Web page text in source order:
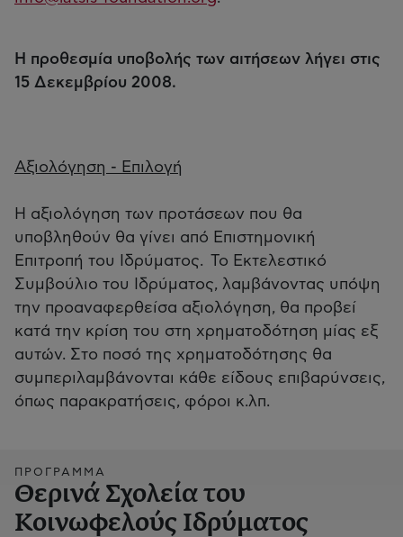
Η προθεσμία υποβολής των αιτήσεων λήγει στις
15 Δεκεμβρίου 2008.
Αξιολόγηση - Επιλογή
Η αξιολόγηση των προτάσεων που θα
υποβληθούν θα γίνει από Επιστημονική
Επιτροπή του Ιδρύματος. Το Εκτελεστικό
Συμβούλιο του Ιδρύματος, λαμβάνοντας υπόψη
την προαναφερθείσα αξιολόγηση, θα προβεί
κατά την κρίση του στη χρηματοδότηση μίας εξ
αυτών. Στο ποσό της χρηματοδότησης θα
συμπεριλαμβάνονται κάθε είδους επιβαρύνσεις,
όπως παρακρατήσεις, φόροι κ.λπ.
ΠΡΟΓΡΑΜΜΑ
Θερινά Σχολεία του
Κοινωφελούς Ιδρύματος